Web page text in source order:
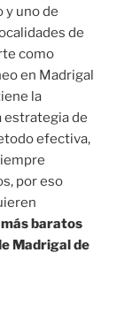
y uno de
de
como
en Madrigal
la
estrategia de
efectiva,
por eso
baratos
Madrigal de